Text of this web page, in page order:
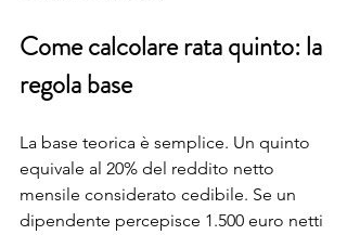
Come calcolare rata quinto: la
regola base
La base teorica è semplice. Un quinto
equivale al 20% del reddito netto
mensile considerato cedibile. Se un
dipendente percepisce 1.500 euro netti